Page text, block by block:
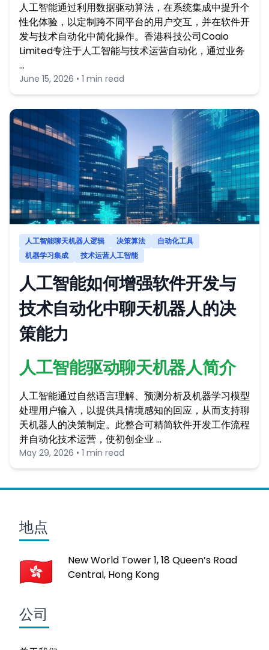
人工智能通过利用数据驱动算法，在系统集成中提升个
性化体验，以定制跨不同平台的用户交互，并在软件开
发与技术自动化中简化操作。香港科技公司Coaio
Limited专注于人工智能与技术运营自动化，通过业务
…
June 15, 2026 • 1 min read
人工智能聊天机器人逻辑 决策算法
自动化工具
机器学习集成
技术运营人工智能
人工智能如何增强软件开发与
技术自动化中聊天机器人的决
策能力
人工智能驱动聊天机器人简介
人工智能通过自然语言理解、预测分析及机器学习模型
处理用户输入，以提供具情境感知的回应，从而支持聊
天机器人的决策制定。此整合可精简软件开发工作流程
并自动化技术运营，使初创企业 …
May 29, 2026 • 1 min read
地点
New World Tower 1, 18 Queen’s Road
Central, Hong Kong
公司